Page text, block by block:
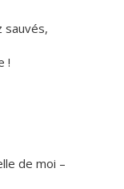
!
de moi –